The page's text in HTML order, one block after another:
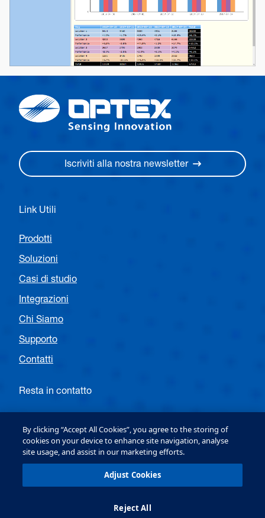
Iscriviti alla nostra newsletter
Link Utili
Prodotti
Soluzioni
Casi di studio
Integrazioni
Chi Siamo
Supporto
Contatti
Resta in contatto
Follow OPTEX EMEA Security
By clicking “Accept All Cookies”, you agree to the storing of
cookies on your device to enhance site navigation, analyse
site usage, and assist in our marketing efforts.
Adjust Cookies
Reject All